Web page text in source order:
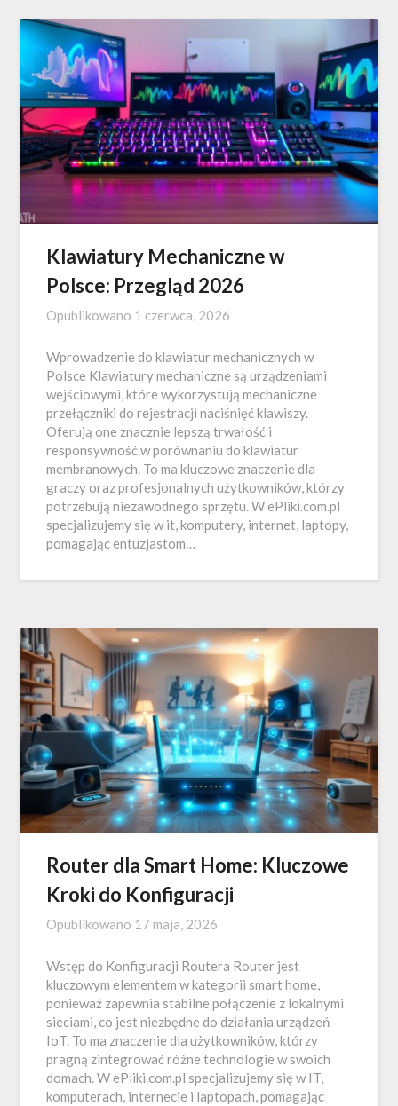
Klawiatury Mechaniczne w
Polsce: Przegląd 2026
Opublikowano 1 czerwca, 2026
Wprowadzenie do klawiatur mechanicznych w
Polsce Klawiatury mechaniczne są urządzeniami
wejściowymi, które wykorzystują mechaniczne
przełączniki do rejestracji naciśnięć klawiszy.
Oferują one znacznie lepszą trwałość i
responsywność w porównaniu do klawiatur
membranowych. To ma kluczowe znaczenie dla
graczy oraz profesjonalnych użytkowników, którzy
potrzebują niezawodnego sprzętu. W ePliki.com.pl
specjalizujemy się w it, komputery, internet, laptopy,
pomagając entuzjastom…
Router dla Smart Home: Kluczowe
Kroki do Konfiguracji
Opublikowano 17 maja, 2026
Wstęp do Konfiguracji Routera Router jest
kluczowym elementem w kategorii smart home,
ponieważ zapewnia stabilne połączenie z lokalnymi
sieciami, co jest niezbędne do działania urządzeń
IoT. To ma znaczenie dla użytkowników, którzy
pragną zintegrować różne technologie w swoich
domach. W ePliki.com.pl specjalizujemy się w IT,
komputerach, internecie i laptopach, pomagając